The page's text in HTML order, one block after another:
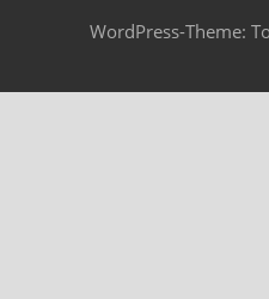
WordPress-Theme: